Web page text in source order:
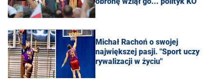
Michał Rachoń o swojej
największej pasji. "Sport uczy
rywalizacji w życiu"